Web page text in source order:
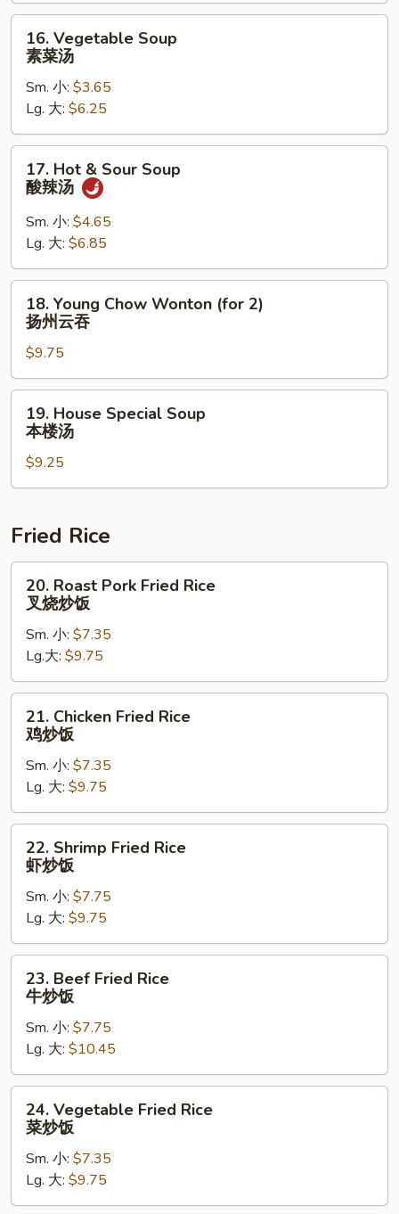
汤
Vegetable
Soup
汤
16. Vegetable Soup
素菜汤
Sm. 小: $3.65
Lg. 大: $6.25
Hot
Sour
Soup
酸
辣
17. Hot & Sour Soup
酸辣汤
Sm. 小: $4.65
Lg. 大: $6.85
Young
Chow
Wonton
(for
2)
吞
18. Young Chow Wonton (for 2)
扬州云吞
$9.75
House
Special
Soup
本
汤
19. House Special Soup
本楼汤
$9.25
Fried Rice
Roast
Pork
Fried
Rice
叉
烧
20. Roast Pork Fried Rice
叉烧炒饭
Sm. 小: $7.35
Lg.大: $9.75
Chicken
Fried
Rice
炒
饭
21. Chicken Fried Rice
鸡炒饭
Sm. 小: $7.35
Lg. 大: $9.75
Shrimp
Fried
Rice
炒
饭
22. Shrimp Fried Rice
虾炒饭
Sm. 小: $7.75
Lg. 大: $9.75
Beef
Fried
Rice
炒
饭
23. Beef Fried Rice
牛炒饭
Sm. 小: $7.75
Lg. 大: $10.45
Vegetable
Fried
Rice
炒
24. Vegetable Fried Rice
菜炒饭
Sm. 小: $7.35
Lg. 大: $9.75